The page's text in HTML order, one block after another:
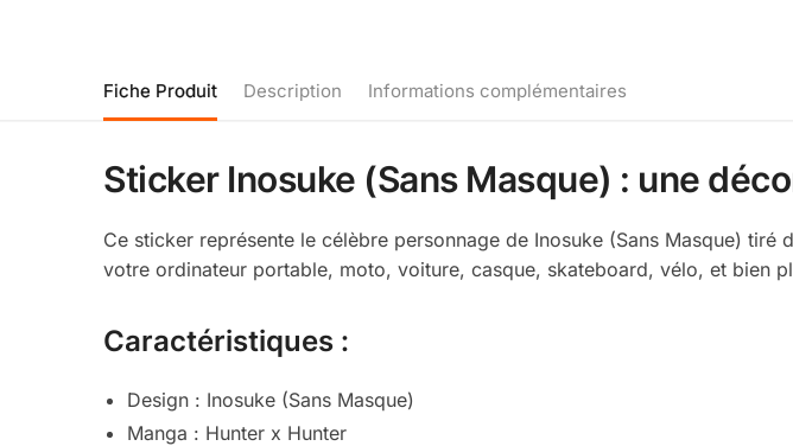
Fiche Produit Description Informations complémentaires
Sticker Inosuke (Sans Masque) : une
Ce sticker représente le célèbre personnage de Inosuke (Sans Masque)
votre ordinateur portable, moto, voiture, casque, skateboard, vélo, et bien
Caractéristiques :
Design : Inosuke (Sans Masque)
Manga : Hunter x Hunter